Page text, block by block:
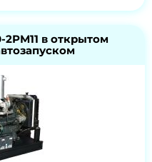
в открытом